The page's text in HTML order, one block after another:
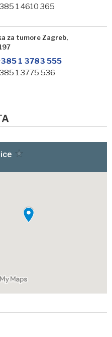
1 4610 365
za tumore Zagreb,
1 3783 555
1 3775 536